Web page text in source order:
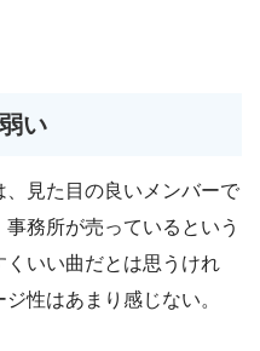
い
、見た目の良いメンバーで
務所が売っているという
いい曲だとは思うけれ
性はあまり感じない。